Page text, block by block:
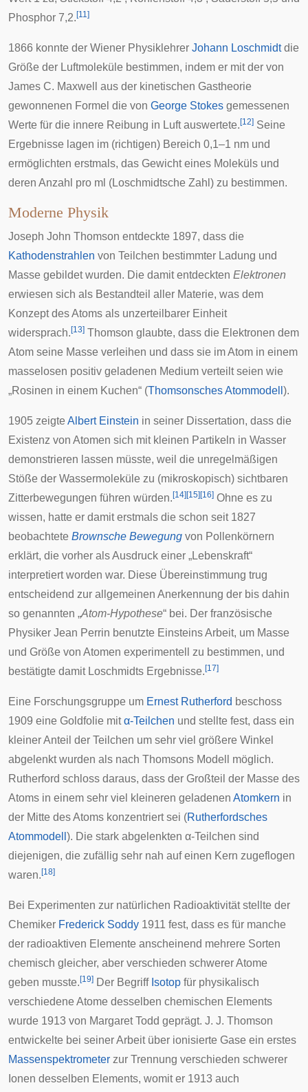
Phosphor 7,2. [11]
1866 konnte der Wiener Physiklehrer Johann Loschmidtdie
Größe der Luftmoleküle bestimmen, indem er mit der von
James C. Maxwell
aus der kinetischen Gastheorie
gewonnenen Formel die von George Stokes gemessenen
Werte für die innere Reibung in Luft auswertete. [12] Seine
Ergebnisse lagen im (richtigen) Bereich 0,1–1 nm und
ermöglichten erstmals, das Gewicht eines Moleküls und
deren Anzahl pro ml (Loschmidtsche Zahl ) zu bestimmen.
Moderne Physik
Joseph John Thomson entdeckte 1897, dass die
Kathodenstrahlen von Teilchen bestimmter Ladung und
Masse gebildet wurden. Die damit entdeckten Elektronen
erwiesen sich als Bestandteil aller Materie, was dem
Konzept des Atoms als unzerteilbarer Einheit
widersprach. [13] Thomson glaubte, dass die Elektronen dem
Atom seine Masse verleihen und dass sie im Atom in einem
masselosen positiv geladenen Medium verteilt seien wie
„Rosinen in einem Kuchen“ (Thomsonsches Atommodell ).
1905 zeigte Albert Einstein in seiner Dissertation, dass die
Existenz von Atomen sich mit kleinen Partikeln in Wasser
demonstrieren lassen müsste, weil die unregelmäßigen
Stöße der Wassermoleküle zu (mikroskopisch) sichtbaren
Zitterbewegungen führen würden. [14] [15] [16] Ohne es zu
wissen, hatte er damit erstmals die schon seit 1827
beobachtete Brownsche Bewegung von Pollenkörnern
erklärt, die vorher als Ausdruck einer „Lebenskraft“
interpretiert worden war. Diese Übereinstimmung trug
entscheidend zur allgemeinen Anerkennung der bis dahin
so genannten „Atom-Hypothese“ bei. Der französische
Physiker Jean Perrin benutzte Einsteins Arbeit, um Masse
und Größe von Atomen experimentell zu bestimmen, und
bestätigte damit Loschmidts Ergebnisse. [17]
Eine Forschungsgruppe um Ernest Rutherford beschoss
1909 eine Goldfolie mitα-Teilchen und stellte fest, dass ein
kleiner Anteil der Teilchen um sehr viel größere Winkel
abgelenkt wurden als nach Thomsons Modell möglich.
Rutherford schloss daraus, dass der Großteil der Masse des
Atoms in einem sehr viel kleineren geladenen Atomkern in
der Mitte des Atoms konzentriert sei (Rutherfordsches
Atommodell ). Die stark abgelenkten α-Teilchen sind
diejenigen, die zufällig sehr nah auf einen Kern zugeflogen
waren. [18]
Bei Experimenten zur natürlichen Radioaktivität stellte der
Chemiker Frederick Soddy 1911 fest, dass es für manche
der radioaktiven Elemente anscheinend mehrere Sorten
chemisch gleicher, aber verschieden schwerer Atome
geben musste. [19] Der Begriff Isotop für physikalisch
verschiedene Atome desselben chemischen Elements
wurde 1913 von Margaret Todd geprägt. J. J. Thomson
entwickelte bei seiner Arbeit über ionisierte Gase ein erstes
Massenspektrometer zur Trennung verschieden schwerer
Ionen desselben Elements, womit er 1913 auch